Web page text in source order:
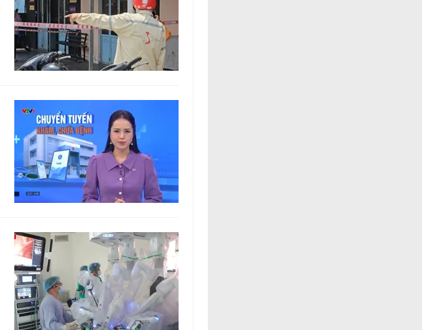
Shorts video
Podcast
EMagazine
Photo
Infographic
Góc ảnh
Công nghệ
Hitech Công nghệ tương lai
Sản phẩm
Thị trường
Tư vấn